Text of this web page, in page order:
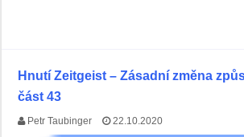
Hnutí Zeitgeist – Zásadní změna
část 43
Petr Taubinger 22.10.2020